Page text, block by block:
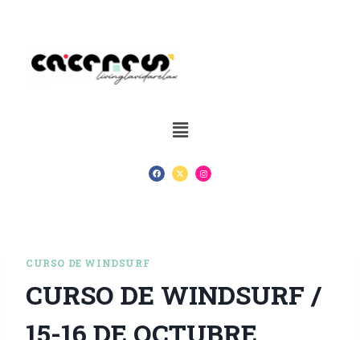
CURSO DE WINDSURF
CURSO DE WINDSURF /
15-16 DE OCTUBRE